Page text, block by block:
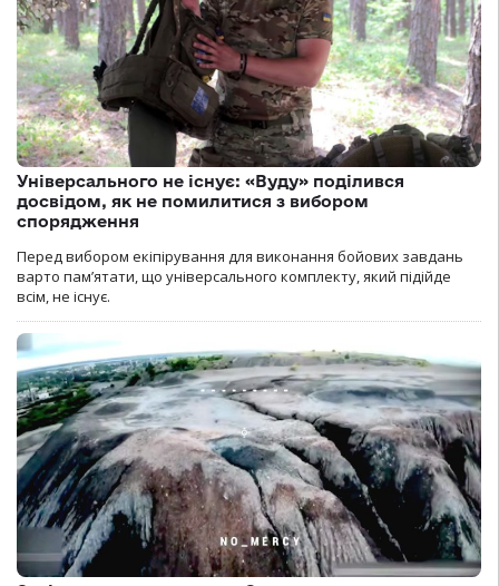
Універсального не існує: «Вуду» поділився
досвідом, як не помилитися з вибором
спорядження
Перед вибором екіпірування для виконання бойових завдань
варто пам’ятати, що універсального комплекту, який підійде
всім, не існує.